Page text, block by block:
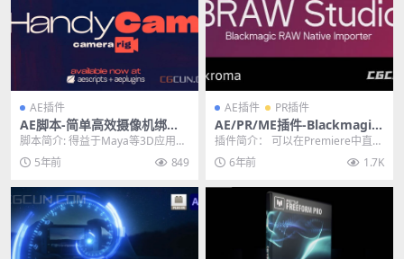
AE插件
AE脚本-简单高效摄像机绑定
控制AE脚本 Aescripts Hand
yCam v1.2 Win/Mac
脚本简介: 得益于Maya等3D应用程
序的启发，HandyCam旨在使动画
AE相...
5年前 849
AE插件 PR插件
AE/PR/ME插件-Blackmagic
RAW素材导入插件 BRAW Stu
dio v2.1.2 WIN破解版
插件简介： 可以在Premiere中直接
导入Blackmagic RAW即.br...
6年前 1.7K